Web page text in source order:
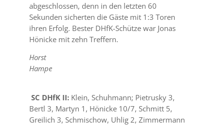
abgeschlossen, denn in den letzten 60
Sekunden sicherten die Gäste mit 1:3 Toren
ihren Erfolg. Bester DHfK-Schütze war Jonas
Hönicke mit zehn Treffern.
Horst
Hampe
SC DHfK II:Klein, Schuhmann; Pietrusky 3,
Bertl 3, Martyn 1, Hönicke 10/7, Schmitt 5,
Greilich 3, Schmischow, Uhlig 2, Zimmermann